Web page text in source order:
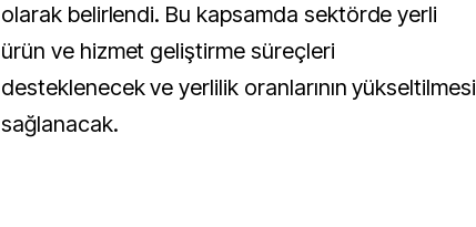
olarak belirlendi. Bu kapsamda sektörde yerli
ürün ve hizmet geliştirme süreçleri
desteklenecek ve yerlilik oranlarının yükseltilmesi
sağlanacak.